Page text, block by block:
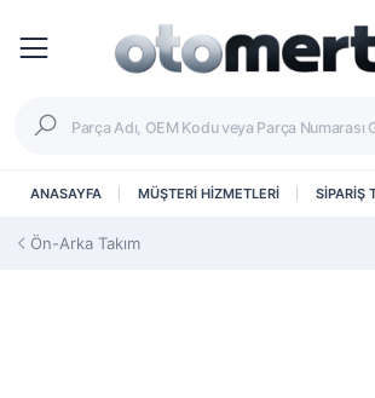
ANASAYFA MÜŞTERİ HİZMETLERİ SİPARİŞ
Ön-Arka Takım